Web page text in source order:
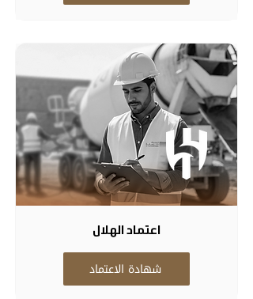
اعتماد الهلال
شهادة الاعتماد